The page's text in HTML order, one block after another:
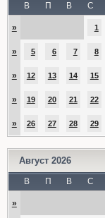
В П В С
» 1
» 5 6 7 8
» 12 13 14 15
» 19 20 21 22
» 26 27 28 29
Август 2026
В П В С
»